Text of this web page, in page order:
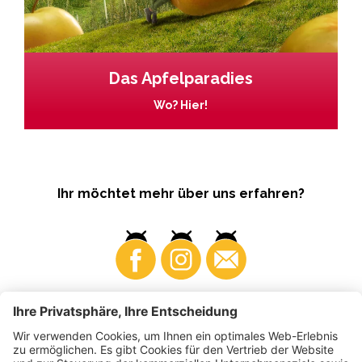
Das Apfelparadies
Wo? Hier!
Ihr möchtet mehr über uns erfahren?
Business Produzenten